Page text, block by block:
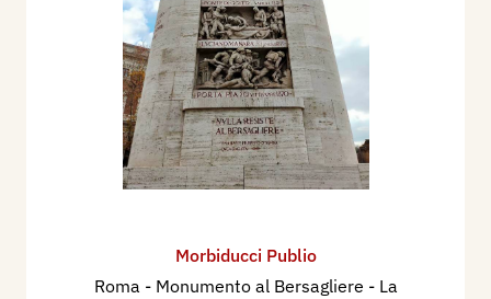
Morbiducci Publio
Roma - Monumento al Bersagliere - La